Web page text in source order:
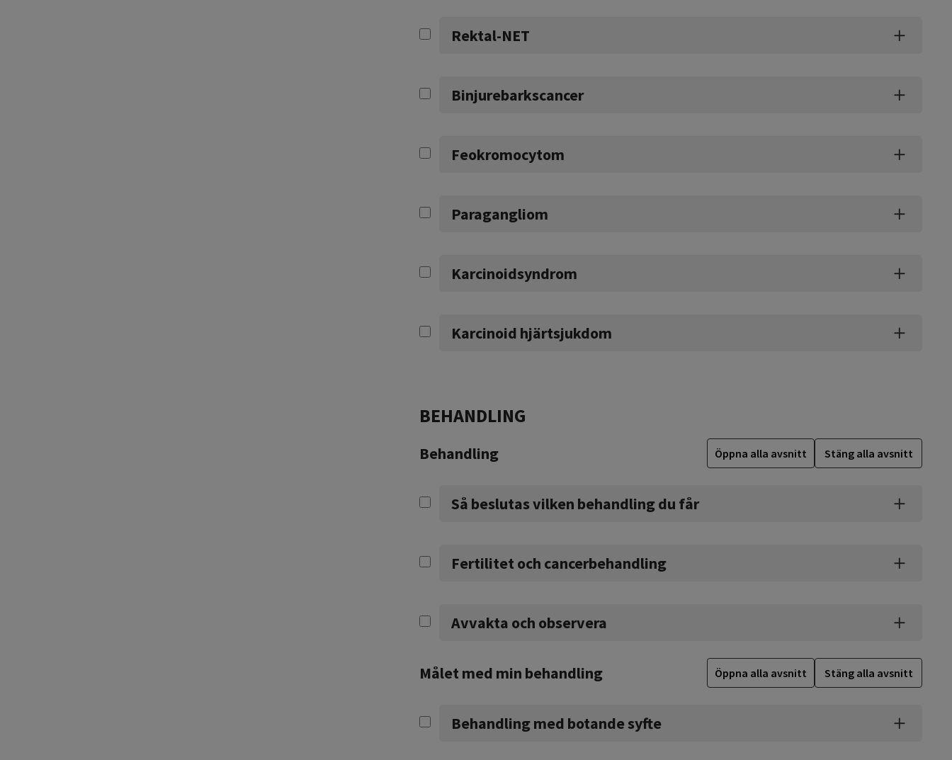
Rektal-NET
Binjurebarkscancer
Feokromocytom
Paragangliom
Karcinoidsyndrom
Karcinoid hjärtsjukdom
BEHANDLING
Behandling Öppna alla avsnitt Stäng alla avsnitt
Så beslutas vilken behandling du får
Fertilitet och cancerbehandling
Avvakta och observera
Målet med min behandling Öppna alla avsnitt Stäng alla avsnitt
Behandling med botande syfte